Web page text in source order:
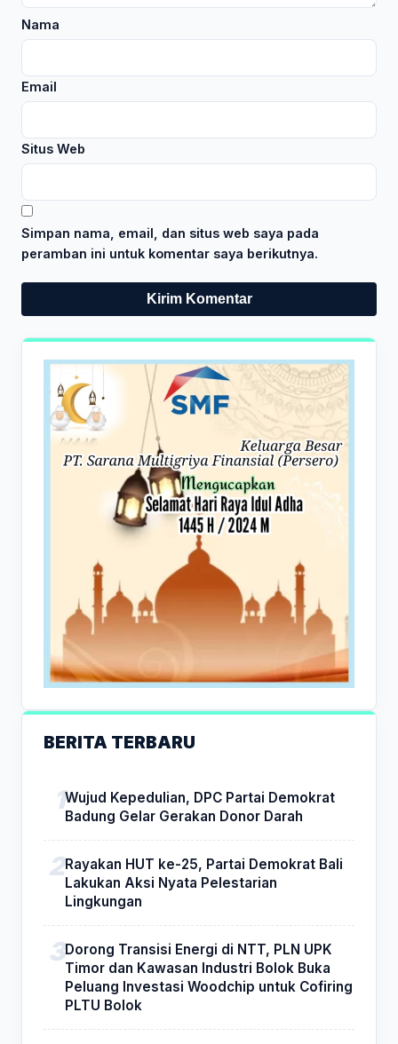
Nama
Email
Situs Web
Simpan nama, email, dan situs web saya pada
peramban ini untuk komentar saya berikutnya.
BERITA TERBARU
Wujud Kepedulian, DPC Partai Demokrat
Badung Gelar Gerakan Donor Darah
Rayakan HUT ke-25, Partai Demokrat Bali
Lakukan Aksi Nyata Pelestarian
Lingkungan
Dorong Transisi Energi di NTT, PLN UPK
Timor dan Kawasan Industri Bolok Buka
Peluang Investasi Woodchip untuk Cofiring
PLTU Bolok